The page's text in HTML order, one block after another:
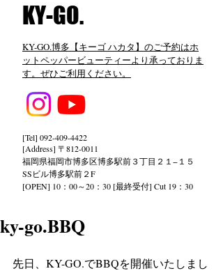
​KY-GO.
KY-GO.博多【キーゴ ハカタ】のご予約はホ
ットペッパービューティーより承っておりま
す。ぜひご利用ください。
[Tel] 092-409-4422
[Address] 〒812-0011
福岡県福岡市博多区博多駅前３丁目２１−１５
SSビル博多駅前２F
[OPEN] 10：00～20：30 [最終受付] Cut 19：30
ky-go.BBQ
先日、KY-GO.でBBQを開催いたしまし